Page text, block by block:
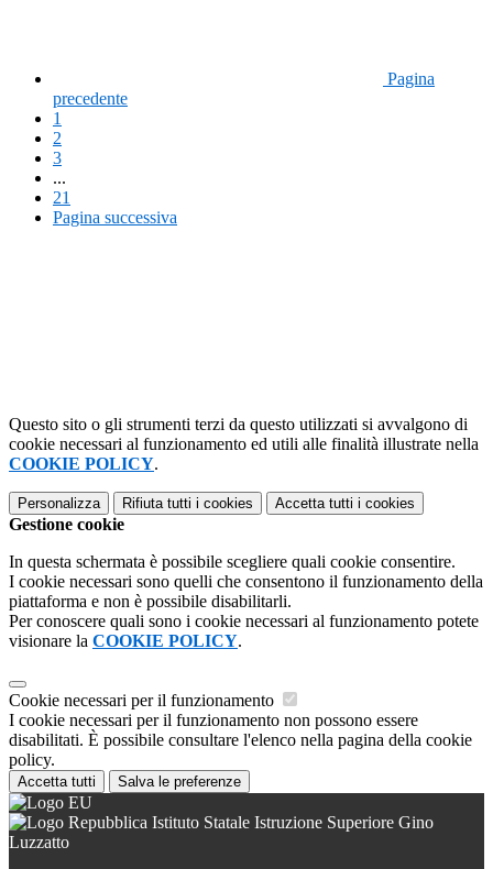
Pagina
precedente
1
2
3
...
21
Pagina successiva
Questo sito o gli strumenti terzi da questo utilizzati si avvalgono di
cookie necessari al funzionamento ed utili alle finalità illustrate nella
COOKIE POLICY.
Personalizza Rifiuta tutti i cookies Accetta tutti i cookies
Gestione cookie
In questa schermata è possibile scegliere quali cookie consentire.
I cookie necessari sono quelli che consentono il funzionamento della
piattaforma e non è possibile disabilitarli.
Per conoscere quali sono i cookie necessari al funzionamento potete
visionare la COOKIE POLICY.
Cookie necessari per il funzionamento
I cookie necessari per il funzionamento non possono essere
disabilitati. È possibile consultare l'elenco nella pagina della cookie
policy.
Accetta tutti Salva le preferenze
Istituto Statale Istruzione Superiore Gino
Luzzatto